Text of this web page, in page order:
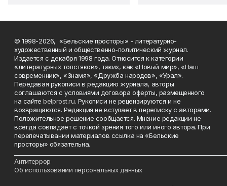
© 1998-2026, «Бельские просторы» - литературно-
художественный и общественно-политический журнал.
Издается с декабря 1998 года. Относится к категории
«литературных толстяков», таких, как «Новый мир», «Наш
современник», «Знамя», «Дружба народов», «Урал».
Передавая рукописи в редакцию журнала, авторы
соглашаются с условиями договора оферты, размещенного
на сайтеbelprost.ru. Рукописи не рецензируются и не
возвращаются. Редакция не вступает в переписку с авторами.
Положительное решение сообщается. Мнение редакции не
всегда совпадает с точкой зрения того или иного автора. При
перепечатывании материалов ссылка на «Бельские
просторы» обязательна.
Антитеррор
Об использовании персональных данных